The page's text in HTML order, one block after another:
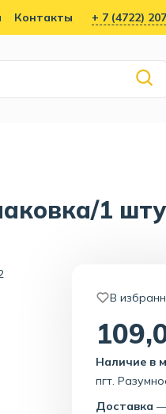
Контакты + 7 (4722)
1
В
Наличие в
пгт.
Доставка —